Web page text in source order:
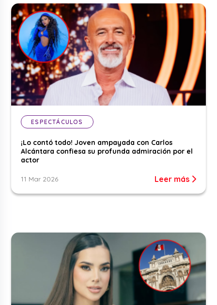
ESPECTÁCULOS
¡Lo contó todo! Joven ampayada con Carlos
Alcántara confiesa su profunda admiración por el
actor
11 Mar 2026 Leer más